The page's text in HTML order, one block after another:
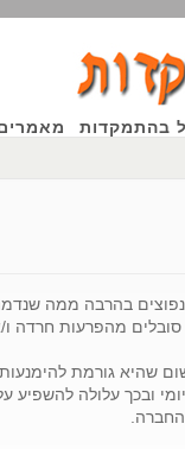
בהתמקדות
סובלים מהפרעות חרדה
שהיא גורמת
ובכך עלולה להשפיע על